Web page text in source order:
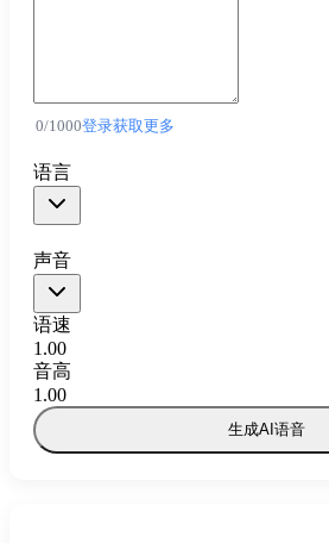
0/1000登录获取更多
语言
声音
语速
1.00
音高
1.00
生成AI语音